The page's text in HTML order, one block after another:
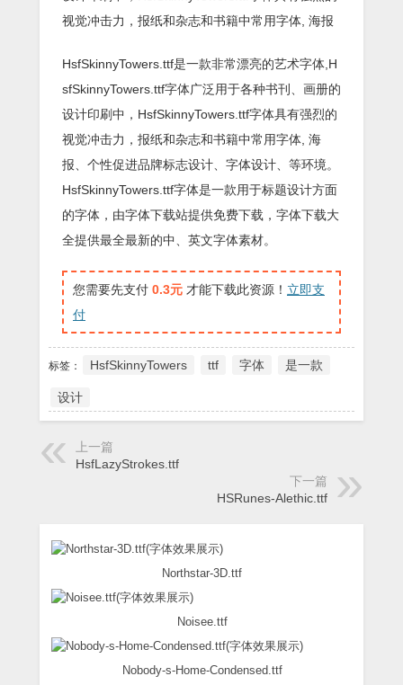
视觉冲击力，报纸和杂志和书籍中常用字体, 海报
HsfSkinnyTowers.ttf是一款非常漂亮的艺术字体,H
sfSkinnyTowers.ttf字体广泛用于各种书刊、画册的
设计印刷中，HsfSkinnyTowers.ttf字体具有强烈的
视觉冲击力，报纸和杂志和书籍中常用字体, 海
报、个性促进品牌标志设计、字体设计、等环境。
HsfSkinnyTowers.ttf字体是一款用于标题设计方面
的字体，由字体下载站提供免费下载，字体下载大
全提供最全最新的中、英文字体素材。
您需要先支付 0.3元 才能下载此资源！ 立即支
付
标签： HsfSkinnyTowers ttf 字体 是一款
设计
上一篇
HsfLazyStrokes.ttf
下一篇
HSRunes-Alethic.ttf
Northstar-3D.ttf
Noisee.ttf
Nobody-s-Home-Condensed.ttf